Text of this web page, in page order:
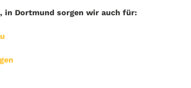
in Dortmund sorgen wir auch für: